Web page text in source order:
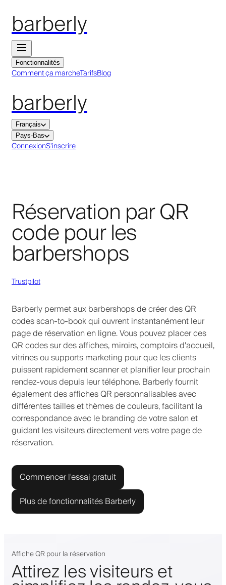
barberly
Fonctionnalités
Comment ça marcheTarifsBlog
barberly
Français
Pays-Bas
ConnexionS'inscrire
Réservation par QR
code pour les
barbershops
Trustpilot
Barberly permet aux barbershops de créer des QR
codes scan-to-book qui ouvrent instantanément leur
page de réservation en ligne. Vous pouvez placer ces
QR codes sur des affiches, miroirs, comptoirs d'accueil,
vitrines ou supports marketing pour que les clients
puissent rapidement scanner et planifier leur prochain
rendez-vous depuis leur téléphone. Barberly fournit
également des affiches QR personnalisables avec
différentes tailles et thèmes de couleurs, facilitant la
correspondance avec le branding de votre salon et
guidant les visiteurs directement vers votre page de
réservation.
Commencer l'essai gratuit
Plus de fonctionnalités Barberly
Affiche QR pour la réservation
Attirez les visiteurs et